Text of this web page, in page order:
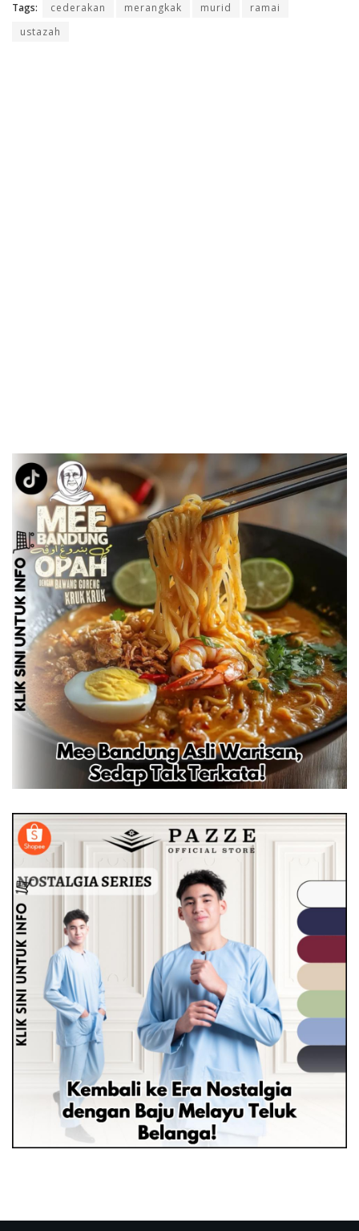
Tags: cederakan merangkak murid
ramai
ustazah